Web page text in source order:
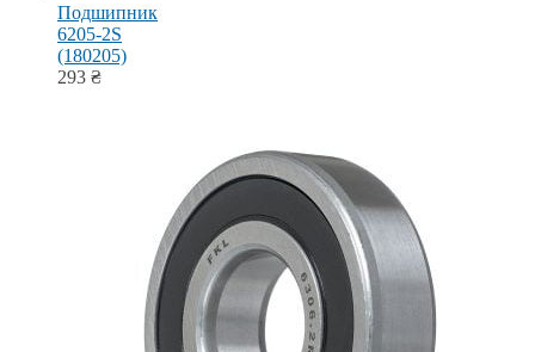
Подшипник
6205-2S
(180205)
293 ₴